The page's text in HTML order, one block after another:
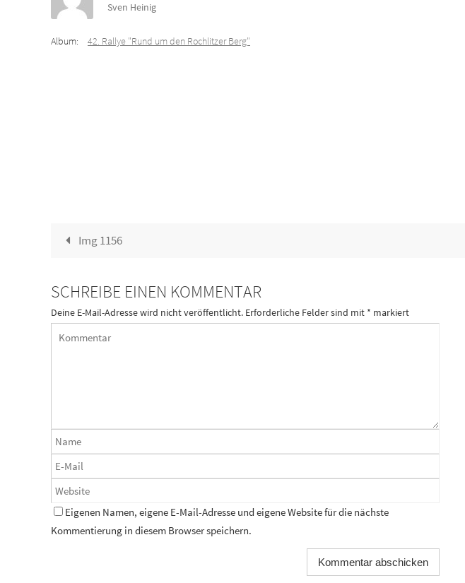
Sven Heinig
Album: 42. Rallye "Rund um den Rochlitzer Berg"
Img 1156
SCHREIBE EINEN KOMMENTAR
Deine E-Mail-Adresse wird nicht veröffentlicht. Erforderliche Felder sind mit * markiert
Eigenen Namen, eigene E-Mail-Adresse und eigene Website für die nächste
Kommentierung in diesem Browser speichern.